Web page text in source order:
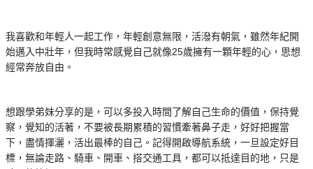
我喜歡和年輕人一起工作，年輕創意無限，活潑有朝氣，雖然年紀開
始邁入中壯年，但我時常感覺自己就像25歲擁有一顆年輕的心，思想
經常奔放自由。
想跟學弟妹分享的是，可以多投入時間了解自己生命的價值，保持覺
察，覺知的活著，不要被長期累積的習慣牽著鼻子走，好好把握當
下，盡情揮灑，活出最棒的自己。記得開啟導航系統，一旦設定好目
標，無論走路、騎車、開車、搭交通工具，都可以抵達目的地，只是